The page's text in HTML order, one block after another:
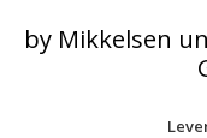
by Mikkelsen